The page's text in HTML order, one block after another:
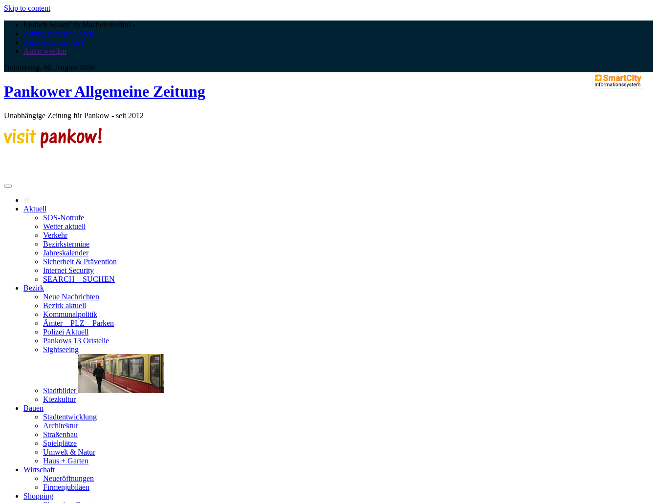
Skip to content
Einfach.SmartCity.Machen:Berlin! -
Artikel veröffentlichen |
Anzeige aufgeben |
Autor werden
Donnerstag, 06. August 2026
Pankower Allgemeine Zeitung
Unabhängige Zeitung für Pankow - seit 2012
Aktuell
SOS-Notrufe
Wetter aktuell
Verkehr
Bezirkstermine
Jahreskalender
Sicherheit & Prävention
Internet Security
SEARCH – SUCHEN
Bezirk
Neue Nachrichten
Bezirk aktuell
Kommunalpolitik
Ämter – PLZ – Parken
Polizei Aktuell
Pankows 13 Ortsteile
Sightseeing
Stadtbilder
Kiezkultur
Bauen
Stadtentwicklung
Architektur
Straßenbau
Spielplätze
Umwelt & Natur
Haus + Garten
Wirtschaft
Neueröffnungen
Firmenjubiläen
Shopping